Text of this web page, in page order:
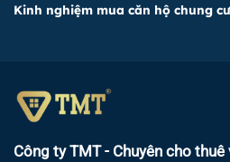
Kinh nghiệm mua căn hộ chung
Công ty TMT - Chuyên cho